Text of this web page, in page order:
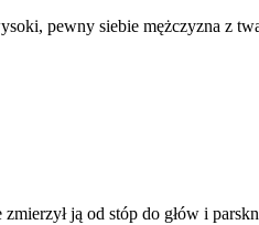
pewny siebie mężczyzna z
ją od stóp do głów i